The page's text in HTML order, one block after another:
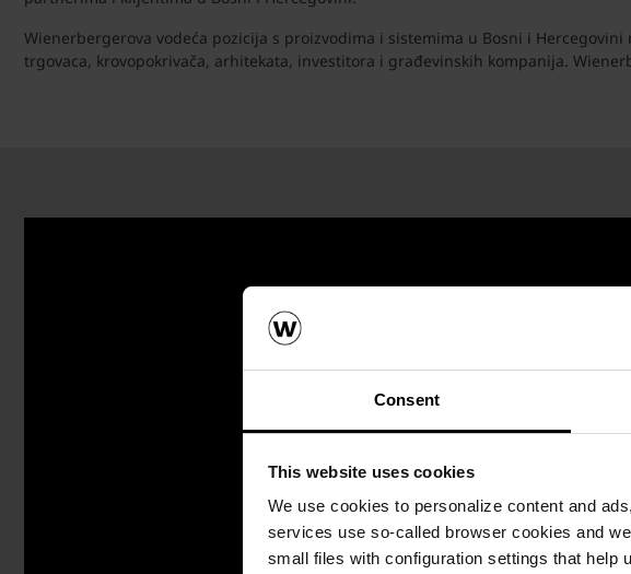
Consent
This website uses cookies
We use cookies to personalize content and
services use so-called browser cookies and
small files with configuration settings that help
Wienerbergerova vodeća pozicija s proizvodima i sistemima u Bosni i
trgovaca, krovopokrivača, arhitekata, investitora i građevinskih kompanija.